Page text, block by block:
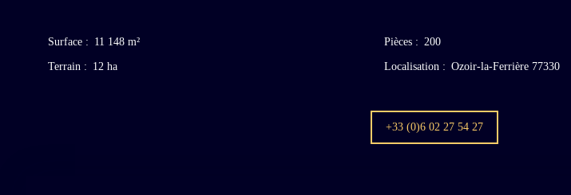
Surface : 11 148 m² Pièces : 200
Terrain : 12 ha Localisation : Ozoir-la-Ferrière 77330
+33 (0)6 02 27 54 27